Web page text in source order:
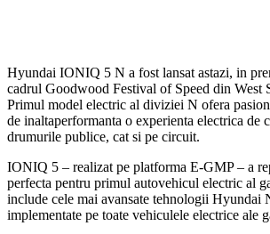
Hyundai IONIQ 5 N a fost lansat astazi, in
cadrul Goodwood Festival of Speed din West
Primul model electric al diviziei N ofera
de inaltaperformanta o experienta electrica de
drumurile publice, cat si pe circuit.
IONIQ 5 – realizat pe platforma E-GMP – a
perfecta pentru primul autovehicul electric al
include cele mai avansate tehnologii Hyundai
implementate pe toate vehiculele electrice ale